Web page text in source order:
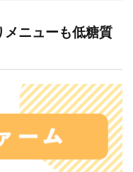
メニューも低糖質